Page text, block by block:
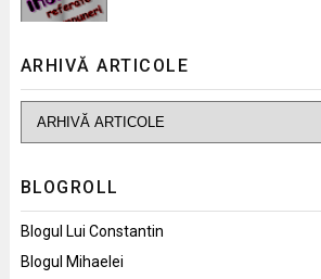
ARHIVĂ ARTICOLE
BLOGROLL
Blogul Lui Constantin
Blogul Mihaelei